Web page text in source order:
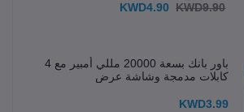
KWD4.90 KWD9.90
باور بانك بسعة 20000 مللي أمبير مع 4
كابلات مدمجة وشاشة عرض
KWD3.99